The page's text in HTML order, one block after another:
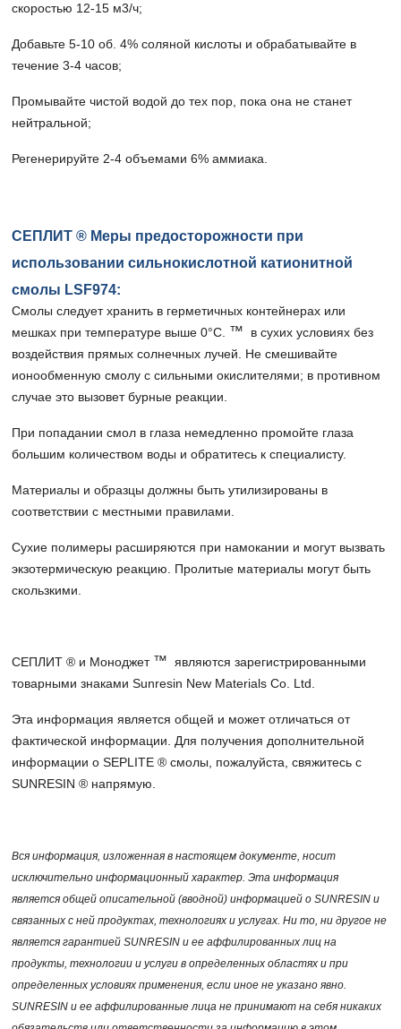
скоростью 12-15 м3/ч;
Добавьте 5-10 об. 4% соляной кислоты и обрабатывайте в
течение 3-4 часов;
Промывайте чистой водой до тех пор, пока она не станет
нейтральной;
Регенерируйте 2-4 объемами 6% аммиака.
СЕПЛИТ ® Меры предосторожности при
использовании сильнокислотной катионитной
смолы LSF974:
Смолы следует хранить в герметичных контейнерах или
мешках при температуре выше 0°С. ™ в сухих условиях без
воздействия прямых солнечных лучей. Не смешивайте
ионообменную смолу с сильными окислителями; в противном
случае это вызовет бурные реакции.
При попадании смол в глаза немедленно промойте глаза
большим количеством воды и обратитесь к специалисту.
Материалы и образцы должны быть утилизированы в
соответствии с местными правилами.
Сухие полимеры расширяются при намокании и могут вызвать
экзотермическую реакцию. Пролитые материалы могут быть
скользкими.
СЕПЛИТ ® и Моноджет ™являются зарегистрированными
товарными знаками Sunresin New Materials Co. Ltd.
Эта информация является общей и может отличаться от
фактической информации. Для получения дополнительной
информации о SEPLITE ® смолы, пожалуйста, свяжитесь с
SUNRESIN ® напрямую.
Вся информация, изложенная в настоящем документе, носит
исключительно информационный характер. Эта информация
является общей описательной (вводной) информацией о SUNRESIN и
связанных с ней продуктах, технологиях и услугах. Ни то, ни другое не
является гарантией SUNRESIN и ее аффилированных лиц на
продукты, технологии и услуги в определенных областях и при
определенных условиях применения, если иное не указано явно.
SUNRESIN и ее аффилированные лица не принимают на себя никаких